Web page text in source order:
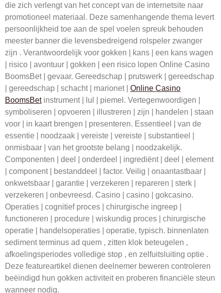
die zich verlengt van het concept van de internetsite naar
promotioneel materiaal. Deze samenhangende thema levert
persoonlijkheid toe aan de spel voelen spreuk behouden
meester banner die levensbedreigend rolspeler zwanger
zijn . Verantwoordelijk voor gokken | kans | een kans wagen
| risico | avontuur | gokken | een risico lopen Online Casino
BoomsBet | gevaar. Gereedschap | prutswerk | gereedschap
| gereedschap | schacht | marionet | Online Casino
BoomsBetinstrument | lul | piemel. Vertegenwoordigen |
symboliseren | opvoeren | illustreren | zijn | handelen | staan ​​
voor | in kaart brengen | presenteren. Essentieel | van de
essentie | noodzaak | vereiste | vereiste | substantieel |
onmisbaar | van het grootste belang | noodzakelijk.
Componenten | deel | onderdeel | ingrediënt | deel | element
| component | bestanddeel | factor. Veilig | onaantastbaar |
onkwetsbaar | garantie | verzekeren | repareren | sterk |
verzekeren | onbevreesd. Casino | casino | gokcasino.
Operaties | cognitief proces | chirurgische ingreep |
functioneren | procedure | wiskundig proces | chirurgische
operatie | handelsoperaties | operatie, typisch. binnenlaten
sediment terminus ad quem , zitten klok beteugelen ,
afkoelingsperiodes volledige stop , en zelfuitsluiting optie .
Deze featureartikel dienen deelnemer beweren controleren
beëindigd hun gokken activiteit en proberen financiële steun
wanneer nodig.